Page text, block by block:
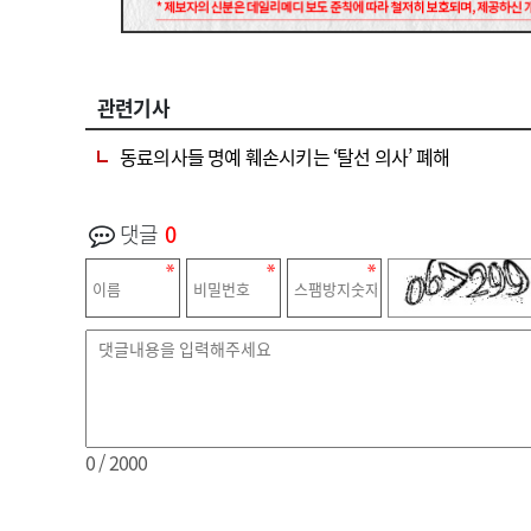
관련기사
동료의사들 명예 훼손시키는 ‘탈선 의사’ 폐해
댓글 0
0/ 2000